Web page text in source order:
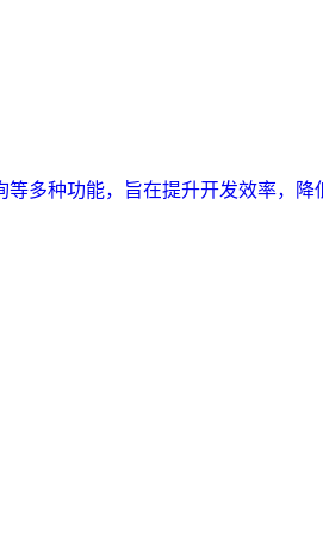
多种功能，旨在提升开发效率，降